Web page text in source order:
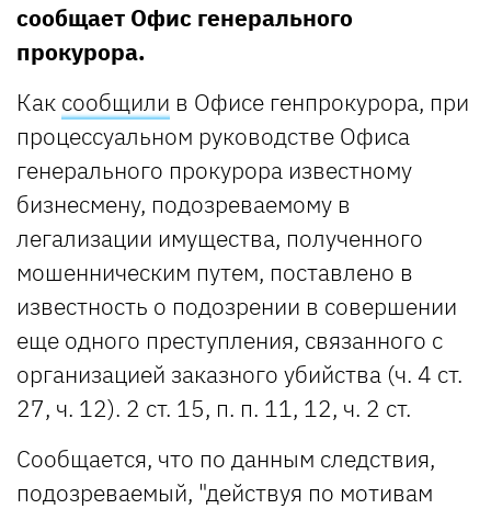
сообщает Офис генерального
прокурора.
Как сообщили в Офисе генпрокурора, при
процессуальном руководстве Офиса
генерального прокурора известному
бизнесмену, подозреваемому в
легализации имущества, полученного
мошенническим путем, поставлено в
известность о подозрении в совершении
еще одного преступления, связанного с
организацией заказного убийства (ч. 4 ст.
27, ч. 12). 2 ст. 15, п. п. 11, 12, ч. 2 ст.
Сообщается, что по данным следствия,
подозреваемый, "действуя по мотивам